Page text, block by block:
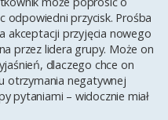
odpowiedni przycisk. Prośba
akceptacji przyjęcia nowego
przez lidera grupy. Może on
dlaczego chce on
otrzymania negatywnej
pytaniami – widocznie miał